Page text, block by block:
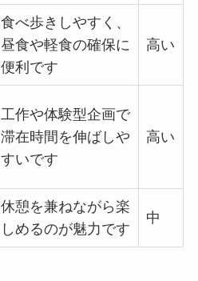
食べ歩きしやすく、
昼食や軽食の確保に
便利です
高い
工作や体験型企画で
滞在時間を伸ばしや
すいです
高い
休憩を兼ねながら楽
しめるのが魅力です
中